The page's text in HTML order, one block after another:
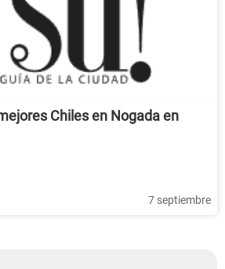
Chiles en Nogada en
7 septiembre